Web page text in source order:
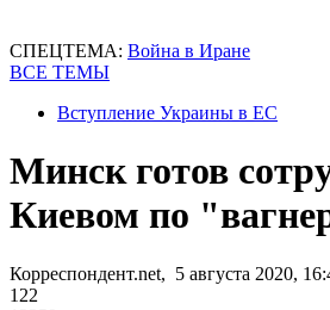
СПЕЦТЕМА: Война в Иране
ВСЕ ТЕМЫ
Вступление Украины в ЕС
Минск готов
Киевом по
Корреспондент.net, 5 августа 2020,
122